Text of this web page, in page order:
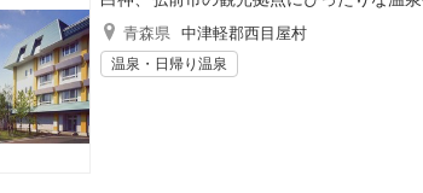
青森県 中津軽郡西目屋村
温泉・日帰り温泉